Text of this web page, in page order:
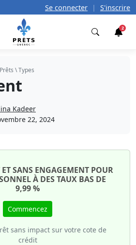
Se connecter | S'inscrire
2
\Types
Kadeer
22, 2024
SANS ENGAGEMENT POUR
À DES TAUX BAS DE
9,99 %
Commencez
sans impact sur votre cote de
crédit